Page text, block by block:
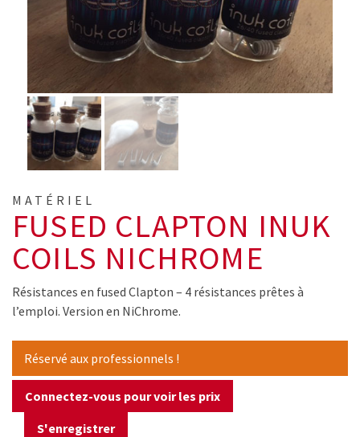
MATÉRIEL
FUSED CLAPTON INUK
COILS NICHROME
Résistances en fused Clapton – 4 résistances prêtes à
l’emploi. Version en NiChrome.
Réservé aux professionnels !
Connectez-vous pour voir les prix
S'enregistrer